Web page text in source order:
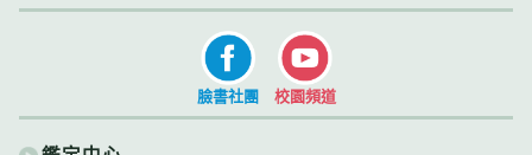
臉書社團 校園頻道